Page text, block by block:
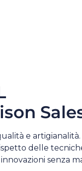
e artigianalità.
delle
senza